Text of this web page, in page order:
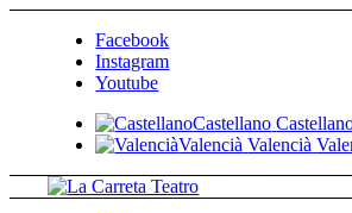
Facebook
Instagram
Youtube
Castellano
Valencià Valencià